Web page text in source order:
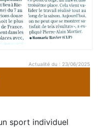
Actualité du : 23/06/2025
sport individuel